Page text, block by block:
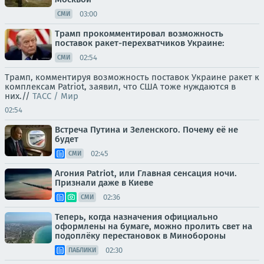
СМИ 03:00
Трамп прокомментировал возможность
поставок ракет-перехватчиков Украине:
СМИ 02:54
Трамп, комментируя возможность поставок Украине ракет к
комплексам Patriot, заявил, что США тоже нуждаются в
них.// ТАСС / Мир
02:54
Встреча Путина и Зеленского. Почему её не
будет
СМИ 02:45
Агония Patriot, или Главная сенсация ночи.
Признали даже в Киеве
СМИ 02:36
Теперь, когда назначения официально
оформлены на бумаге, можно пролить свет на
подоплёку перестановок в Минобороны
ПАБЛИКИ 02:30